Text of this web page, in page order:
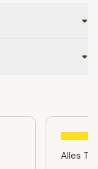
Alles